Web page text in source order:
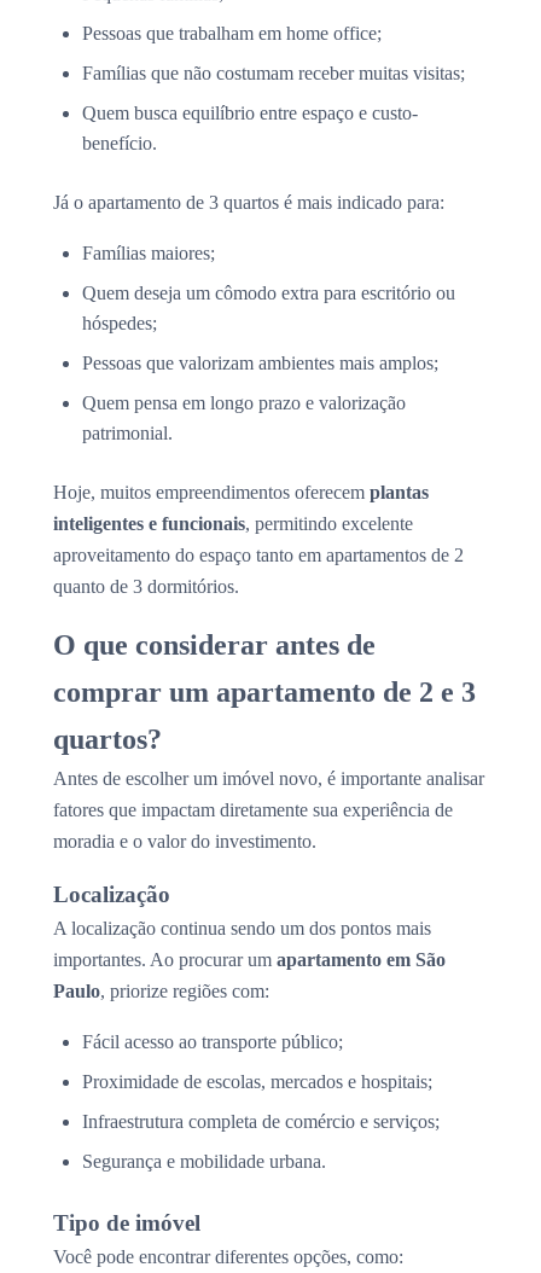
Pessoas que trabalham em home office;
Famílias que não costumam receber muitas visitas;
Quem busca equilíbrio entre espaço e custo-
benefício.
Já o apartamento de 3 quartos é mais indicado para:
Famílias maiores;
Quem deseja um cômodo extra para escritório ou
hóspedes;
Pessoas que valorizam ambientes mais amplos;
Quem pensa em longo prazo e valorização
patrimonial.
Hoje, muitos empreendimentos oferecem plantas
inteligentes e funcionais, permitindo excelente
aproveitamento do espaço tanto em apartamentos de 2
quanto de 3 dormitórios.
O que considerar antes de
comprar um apartamento de 2 e 3
quartos?
Antes de escolher um imóvel novo, é importante analisar
fatores que impactam diretamente sua experiência de
moradia e o valor do investimento.
Localização
A localização continua sendo um dos pontos mais
importantes. Ao procurar um apartamento em São
Paulo, priorize regiões com:
Fácil acesso ao transporte público;
Proximidade de escolas, mercados e hospitais;
Infraestrutura completa de comércio e serviços;
Segurança e mobilidade urbana.
Tipo de imóvel
Você pode encontrar diferentes opções, como: